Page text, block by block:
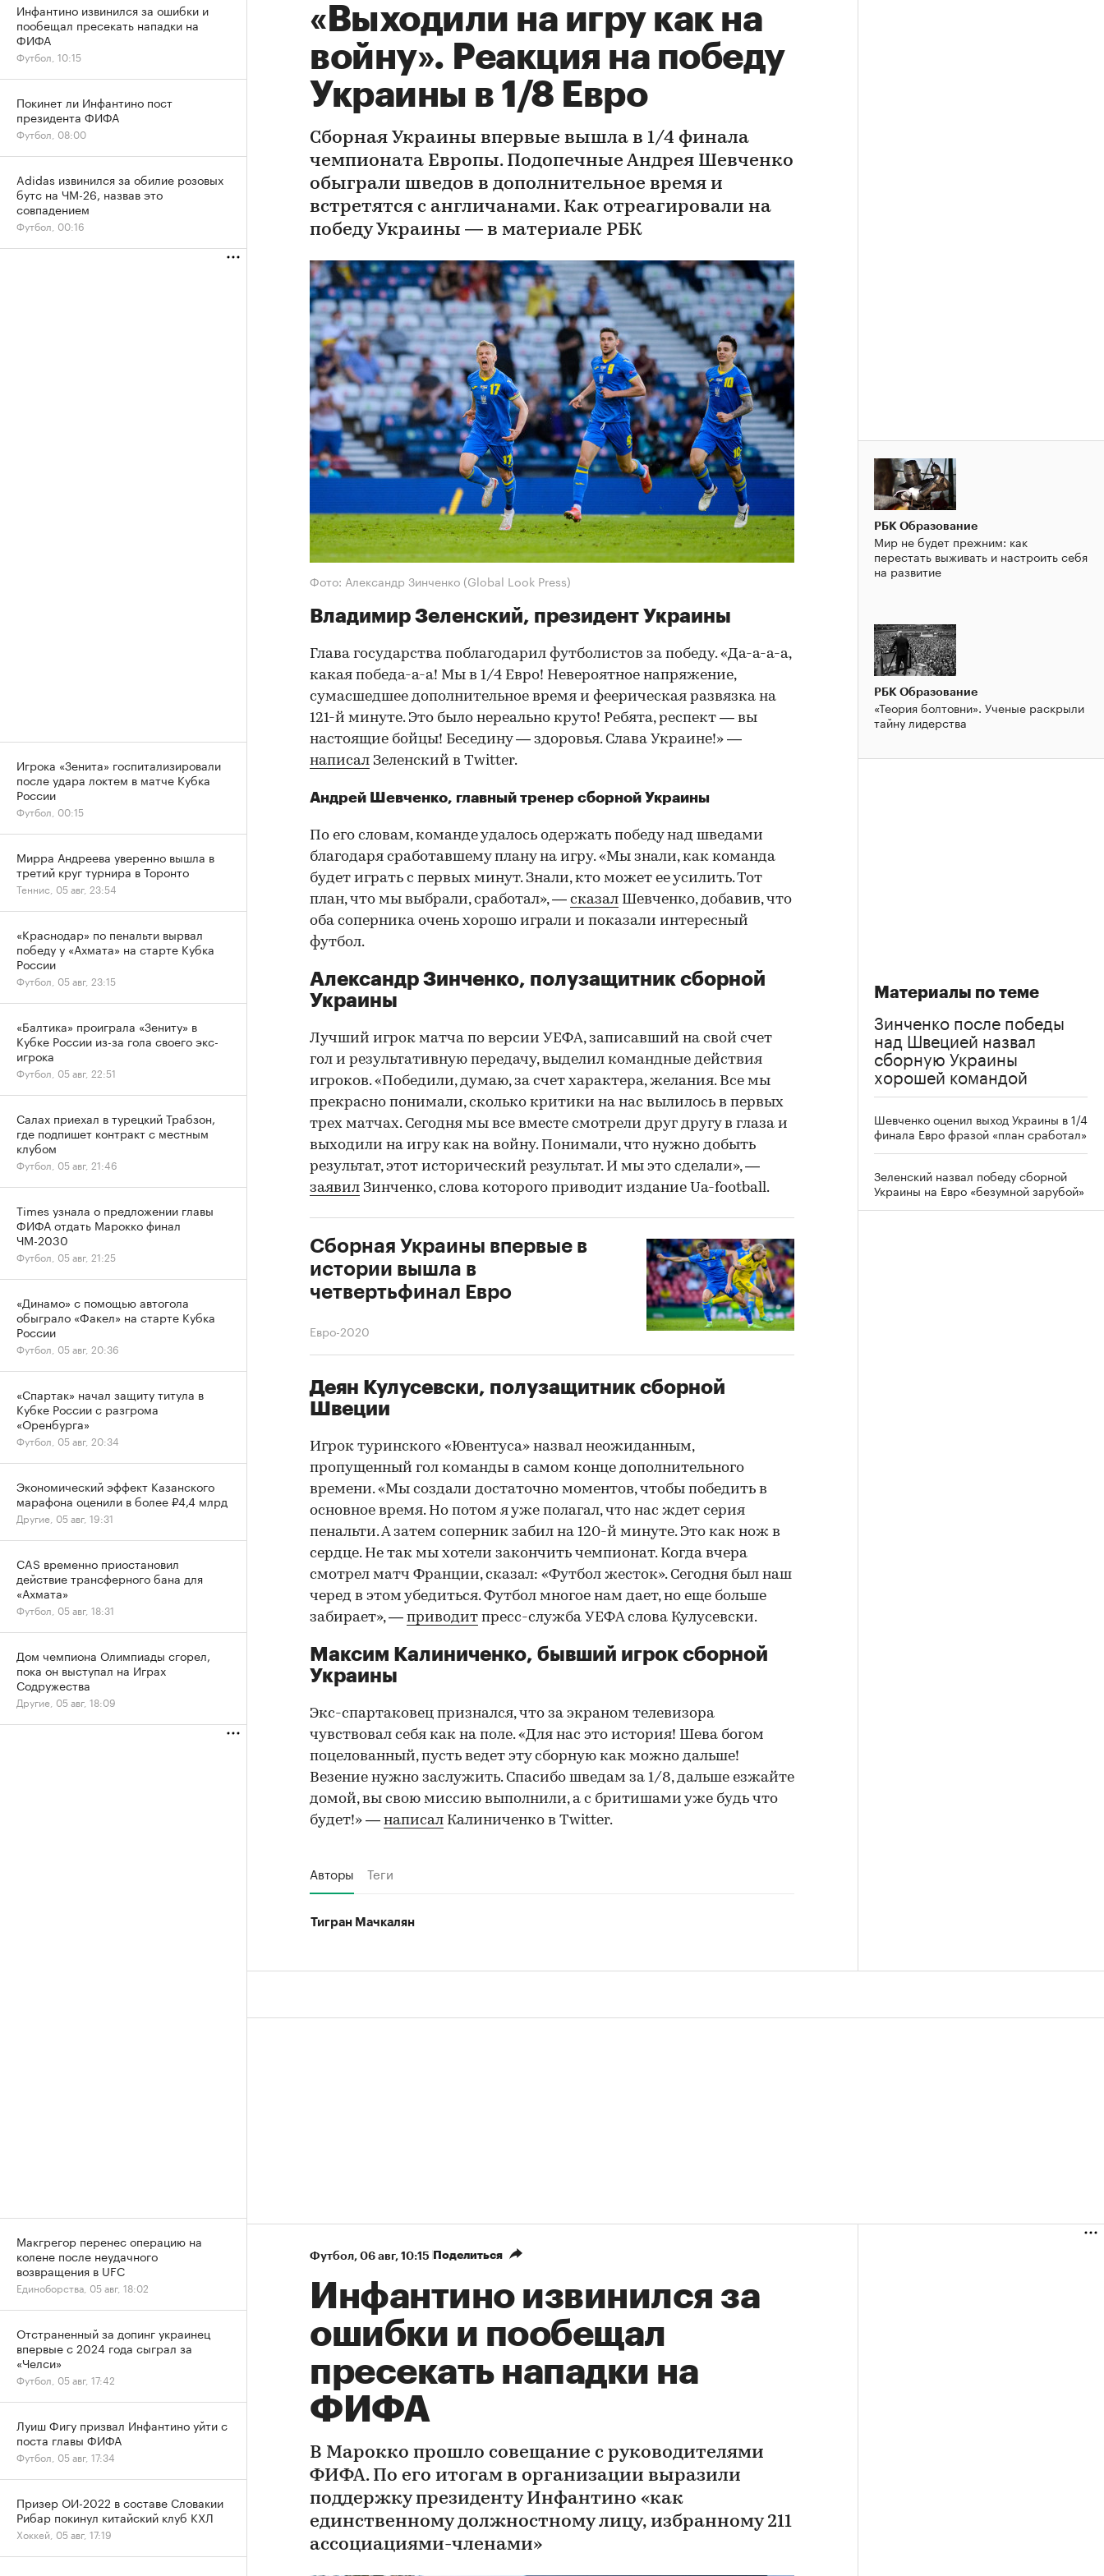
«Выходили на игру как на
войну». Реакция на победу
Украины в 1/8 Евро
Сборная Украины впервые вышла в 1/4 финала
чемпионата Европы. Подопечные Андрея Шевченко
обыграли шведов в дополнительное время и
встретятся с англичанами. Как отреагировали на
победу Украины — в материале РБК
Фото: Александр Зинченко (Global Look Press)
Владимир Зеленский, президент Украины
Глава государства поблагодарил футболистов за победу. «Да-а-а-а,
какая победа-а-а! Мы в 1/4 Евро! Невероятное напряжение,
сумасшедшее дополнительное время и феерическая развязка на
121-й минуте. Это было нереально круто! Ребята, респект — вы
настоящие бойцы! Беседину — здоровья. Слава Украине!» —
написал Зеленский в Twitter.
Андрей Шевченко, главный тренер сборной Украины
По его словам, команде удалось одержать победу над шведами
благодаря сработавшему плану на игру. «Мы знали, как команда
будет играть с первых минут. Знали, кто может ее усилить. Тот
план, что мы выбрали, сработал», — сказал Шевченко, добавив, что
оба соперника очень хорошо играли и показали интересный
футбол.
Александр Зинченко, полузащитник сборной
Украины
Лучший игрок матча по версии УЕФА, записавший на свой счет
гол и результативную передачу, выделил командные действия
игроков. «Победили, думаю, за счет характера, желания. Все мы
прекрасно понимали, сколько критики на нас вылилось в первых
трех матчах. Сегодня мы все вместе смотрели друг другу в глаза и
выходили на игру как на войну. Понимали, что нужно добыть
результат, этот исторический результат. И мы это сделали», —
заявил Зинченко, слова которого приводит издание Ua-football.
Сборная Украины впервые в
истории вышла в
четвертьфинал Евро
Евро-2020
Деян Кулусевски, полузащитник сборной
Швеции
Игрок туринского «Ювентуса» назвал неожиданным,
пропущенный гол команды в самом конце дополнительного
времени. «Мы создали достаточно моментов, чтобы победить в
основное время. Но потом я уже полагал, что нас ждет серия
пенальти. А затем соперник забил на 120-й минуте. Это как нож в
сердце. Не так мы хотели закончить чемпионат. Когда вчера
смотрел матч Франции, сказал: «Футбол жесток». Сегодня был наш
черед в этом убедиться. Футбол многое нам дает, но еще больше
забирает», — приводит пресс-служба УЕФА слова Кулусевски.
Максим Калиниченко, бывший игрок сборной
Украины
Экс-спартаковец признался, что за экраном телевизора
чувствовал себя как на поле. «Для нас это история! Шева богом
поцелованный, пусть ведет эту сборную как можно дальше!
Везение нужно заслужить. Спасибо шведам за 1/8, дальше езжайте
домой, вы свою миссию выполнили, а с бритишами уже будь что
будет!» — написал Калиниченко в Twitter.
Авторы Теги
Тигран Мачкалян
РБК Образование
Мир не будет прежним: как
перестать выживать и настроить себя
на развитие
РБК Образование
«Теория болтовни». Ученые раскрыли
тайну лидерства
Материалы по теме
Зинченко после победы
над Швецией назвал
сборную Украины
хорошей командой
Шевченко оценил выход Украины в 1/4
финала Евро фразой «план сработал»
Зеленский назвал победу сборной
Украины на Евро «безумной зарубой»
Футбол⁠, 06 авг, 10:15 Поделиться
Инфантино извинился за
ошибки и пообещал
пресекать нападки на
ФИФА
В Марокко прошло совещание с руководителями
ФИФА. По его итогам в организации выразили
поддержку президенту Инфантино «как
единственному должностному лицу, избранному 211
ассоциациями-членами»
Инфантино извинился за ошибки и
пообещал пресекать нападки на
ФИФА
Футбол, 10:15
Покинет ли Инфантино пост
президента ФИФА
Футбол, 08:00
Adidas извинился за обилие розовых
бутс на ЧМ-26, назвав это
совпадением
Футбол, 00:16
Игрока «Зенита» госпитализировали
после удара локтем в матче Кубка
России
Футбол, 00:15
Мирра Андреева уверенно вышла в
третий круг турнира в Торонто
Теннис, 05 авг, 23:54
«Краснодар» по пенальти вырвал
победу у «Ахмата» на старте Кубка
России
Футбол, 05 авг, 23:15
«Балтика» проиграла «Зениту» в
Кубке России из-за гола своего экс-
игрока
Футбол, 05 авг, 22:51
Салах приехал в турецкий Трабзон,
где подпишет контракт с местным
клубом
Футбол, 05 авг, 21:46
Times узнала о предложении главы
ФИФА отдать Марокко финал
ЧМ-2030
Футбол, 05 авг, 21:25
«Динамо» с помощью автогола
обыграло «Факел» на старте Кубка
России
Футбол, 05 авг, 20:36
«Спартак» начал защиту титула в
Кубке России с разгрома
«Оренбурга»
Футбол, 05 авг, 20:34
Экономический эффект Казанского
марафона оценили в более ₽4,4 млрд
Другие, 05 авг, 19:31
CAS временно приостановил
действие трансферного бана для
«Ахмата»
Футбол, 05 авг, 18:31
Дом чемпиона Олимпиады сгорел,
пока он выступал на Играх
Содружества
Другие, 05 авг, 18:09
Макгрегор перенес операцию на
колене после неудачного
возвращения в UFC
Единоборства, 05 авг, 18:02
Отстраненный за допинг украинец
впервые с 2024 года сыграл за
«Челси»
Футбол, 05 авг, 17:42
Луиш Фигу призвал Инфантино уйти с
поста главы ФИФА
Футбол, 05 авг, 17:34
Призер ОИ-2022 в составе Словакии
Рибар покинул китайский клуб КХЛ
Хоккей, 05 авг, 17:19